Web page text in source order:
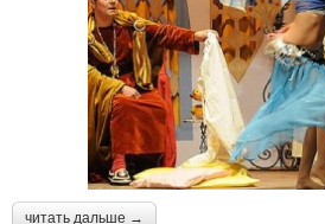
читать дальше →